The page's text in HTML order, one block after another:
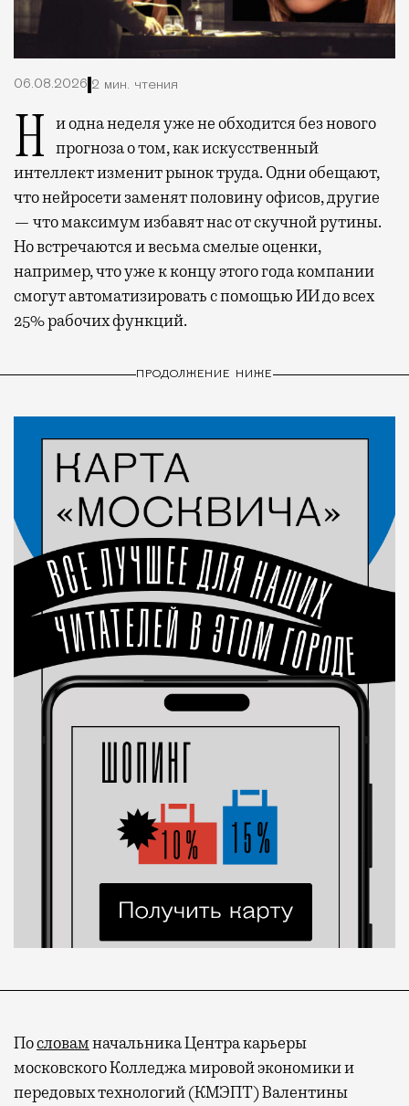
06.08.2026 2 мин. чтения
Ни одна неделя уже не обходится без нового прогноза о том, как искусственный
интеллект изменит рынок труда. Одни обещают,
что нейросети заменят половину офисов, другие
— что максимум избавят нас от скучной рутины.
Но встречаются и весьма смелые оценки,
например, что уже к концу этого года компании
смогут автоматизировать с помощью ИИ до всех
25% рабочих функций.
ПРОДОЛЖЕНИЕ НИЖЕ
Пословамначальника Центра карьеры
московского Колледжа мировой экономики и
передовых технологий (КМЭПТ) Валентины